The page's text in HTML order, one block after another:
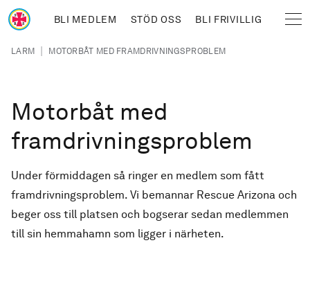
Hoppa till huvudinnehåll
BLI MEDLEM STÖD OSS BLI FRIVILLIG
Länkstig
LARM | MOTORBÅT MED FRAMDRIVNINGSPROBLEM
Motorbåt med
framdrivningsproblem
Under förmiddagen så ringer en medlem som fått
framdrivningsproblem. Vi bemannar Rescue Arizona och
beger oss till platsen och bogserar sedan medlemmen
till sin hemmahamn som ligger i närheten.